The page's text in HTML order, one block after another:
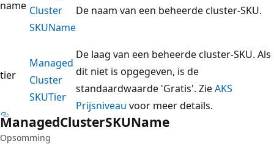
name Cluster
SKUName
De naam van een beheerde cluster-SKU.
tier
Managed
Cluster
SKUTier
De laag van een beheerde cluster-SKU. Als
dit niet is opgegeven, is de
standaardwaarde 'Gratis'. ZieAKS
Prijsniveau voor meer details.
ManagedClusterSKUName
Opsomming